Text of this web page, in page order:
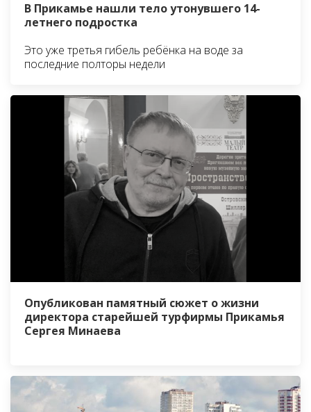
В Прикамье нашли тело утонувшего 14-
летнего подростка
Это уже третья гибель ребёнка на воде за
последние полторы недели
Опубликован памятный сюжет о жизни
директора старейшей турфирмы Прикамья
Сергея Минаева